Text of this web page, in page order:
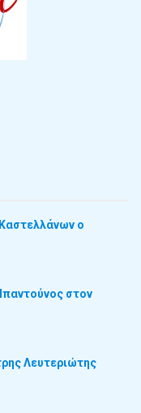
ο
στον
Λευτεριώτης